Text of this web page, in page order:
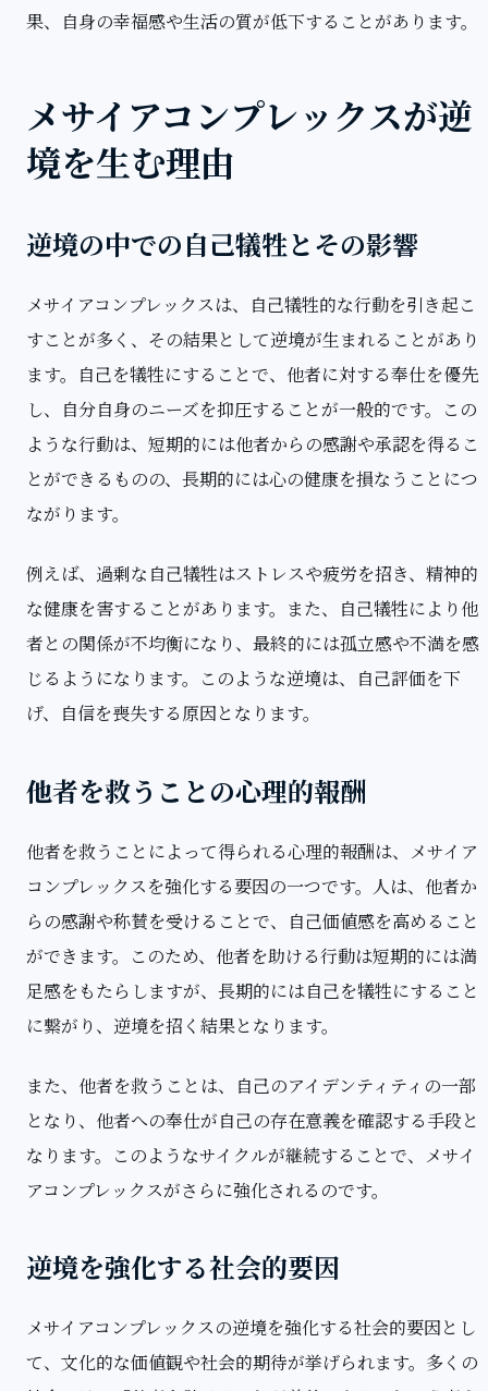
果、自身の幸福感や生活の質が低下することがあります。
メサイアコンプレックスが逆
境を生む理由
逆境の中での自己犠牲とその影響
メサイアコンプレックスは、自己犠牲的な行動を引き起こ
すことが多く、その結果として逆境が生まれることがあり
ます。自己を犠牲にすることで、他者に対する奉仕を優先
し、自分自身のニーズを抑圧することが一般的です。この
ような行動は、短期的には他者からの感謝や承認を得るこ
とができるものの、長期的には心の健康を損なうことにつ
ながります。
例えば、過剰な自己犠牲はストレスや疲労を招き、精神的
な健康を害することがあります。また、自己犠牲により他
者との関係が不均衡になり、最終的には孤立感や不満を感
じるようになります。このような逆境は、自己評価を下
げ、自信を喪失する原因となります。
他者を救うことの心理的報酬
他者を救うことによって得られる心理的報酬は、メサイア
コンプレックスを強化する要因の一つです。人は、他者か
らの感謝や称賛を受けることで、自己価値感を高めること
ができます。このため、他者を助ける行動は短期的には満
足感をもたらしますが、長期的には自己を犠牲にすること
に繋がり、逆境を招く結果となります。
また、他者を救うことは、自己のアイデンティティの一部
となり、他者への奉仕が自己の存在意義を確認する手段と
なります。このようなサイクルが継続することで、メサイ
アコンプレックスがさらに強化されるのです。
逆境を強化する社会的要因
メサイアコンプレックスの逆境を強化する社会的要因とし
て、文化的な価値観や社会的期待が挙げられます。多くの